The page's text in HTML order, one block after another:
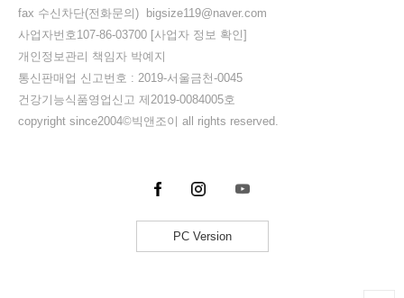
fax 수신차단(전화문의) bigsize119@naver.com
사업자번호107-86-03700 [사업자 정보 확인]
개인정보관리 책임자 박예지
통신판매업 신고번호 : 2019-서울금천-0045
건강기능식품영업신고 제2019-0084005호
copyright since2004©빅앤조이 all rights reserved.
PC Version